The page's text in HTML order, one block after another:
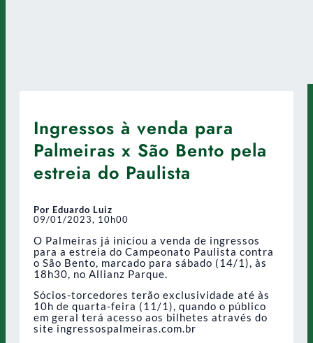
Ingressos à venda para
Palmeiras x São Bento pela
estreia do Paulista
Por Eduardo Luiz
09/01/2023, 10h00
O Palmeiras já iniciou a venda de ingressos
para a estreia do Campeonato Paulista contra
o São Bento, marcado para sábado (14/1), às
18h30, no Allianz Parque.
Sócios-torcedores terão exclusividade até às
10h de quarta-feira (11/1), quando o público
em geral terá acesso aos bilhetes através do
site ingressospalmeiras.com.br